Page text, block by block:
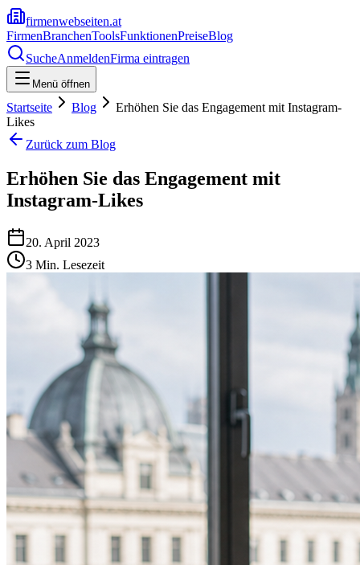
firmenwebseiten.at
FirmenBranchenToolsFunktionenPreiseBlog
SucheAnmeldenFirma eintragen
Menü öffnen
Startseite Blog
Erhöhen Sie das Engagement mit Instagram-
Likes
Zurück zum Blog
Erhöhen Sie das Engagement mit
Instagram-Likes
20. April 2023
3 Min. Lesezeit